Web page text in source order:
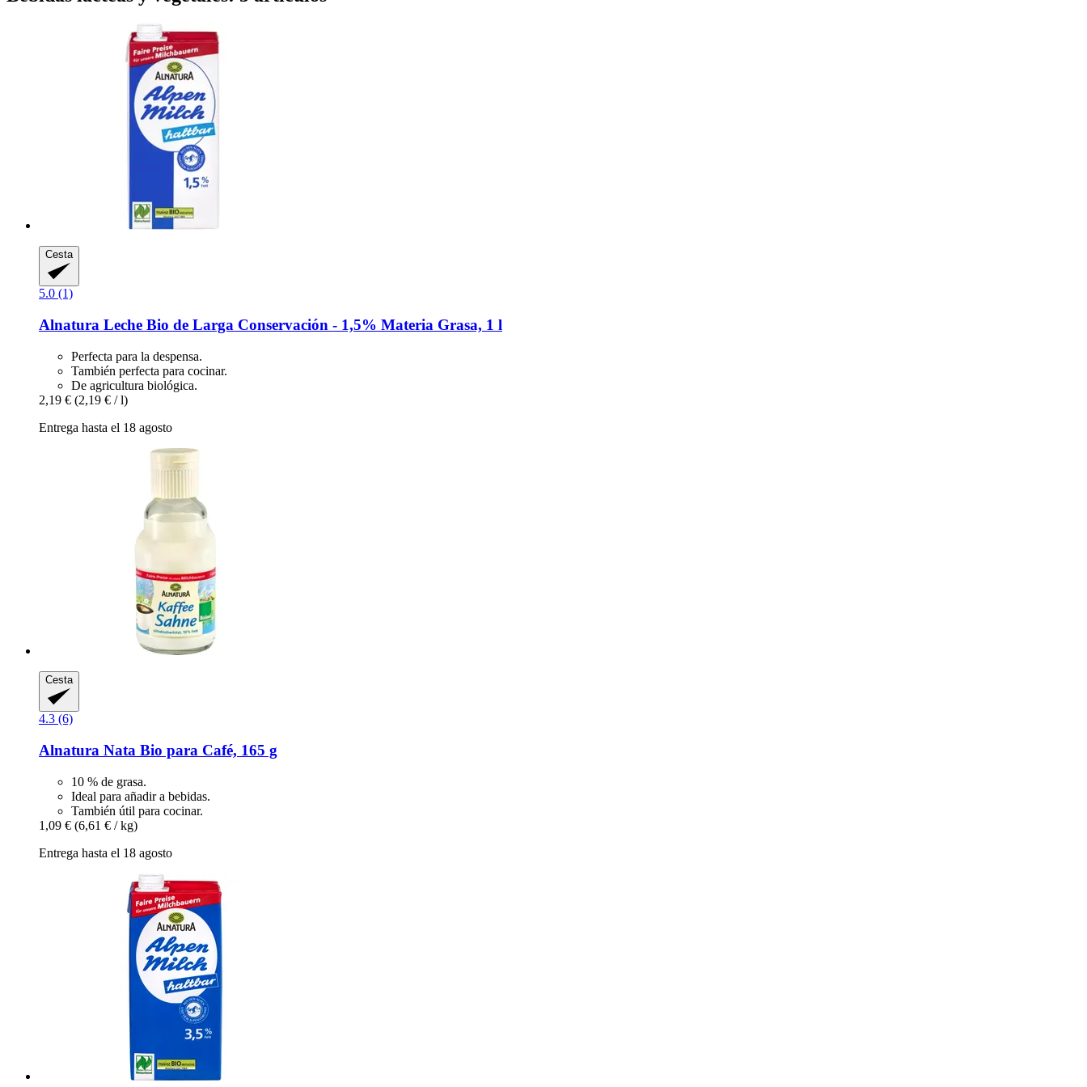
Cesta
5.0 (1)
Alnatura Leche Bio de Larga Conservación -​ 1,5% Materia Grasa, 1 l
Perfecta para la despensa.
También perfecta para cocinar.
De agricultura biológica.
2,19 € (2,19 € / l)
Entrega hasta el 18 agosto
Cesta
4.3 (6)
Alnatura Nata Bio para Café, 165 g
10 % de grasa.
Ideal para añadir a bebidas.
También útil para cocinar.
1,09 € (6,61 € / kg)
Entrega hasta el 18 agosto